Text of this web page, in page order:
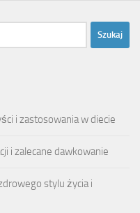
i zastosowania w diecie
i zalecane dawkowanie
stylu życia i